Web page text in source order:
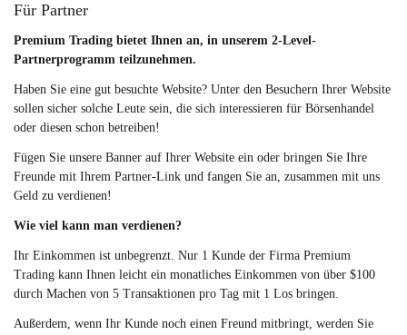
Für Partner
Premium Trading bietet Ihnen an, in unserem 2-Level-
Partnerprogramm teilzunehmen.
Haben Sie eine gut besuchte Website? Unter den Besuchern Ihrer Website
sollen sicher solche Leute sein, die sich interessieren für Börsenhandel
oder diesen schon betreiben!
Fügen Sie unsere Banner auf Ihrer Website ein oder bringen Sie Ihre
Freunde mit Ihrem Partner-Link und fangen Sie an, zusammen mit uns
Geld zu verdienen!
Wie viel kann man verdienen?
Ihr Einkommen ist unbegrenzt. Nur 1 Kunde der Firma Premium
Trading kann Ihnen leicht ein monatliches Einkommen von über $100
durch Machen von 5 Transaktionen pro Tag mit 1 Los bringen.
Außerdem, wenn Ihr Kunde noch einen Freund mitbringt, werden Sie